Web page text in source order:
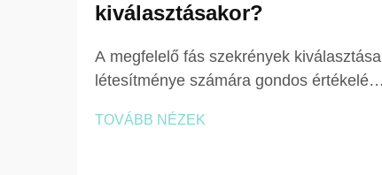
kiválasztásakor?
A megfelelő fás szekrények kiválasztása
létesítménye számára gondos értékelést
amelyek közvetlenül befolyásolják a
TOVÁBB NÉZEK